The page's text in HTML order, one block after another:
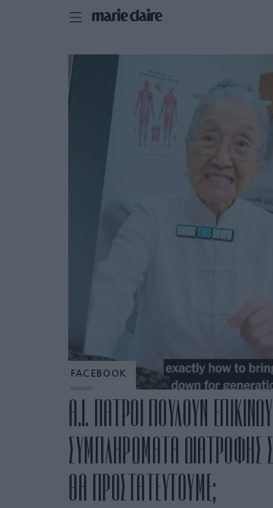
FACEBOOK
A.I. ΓΙΑΤΡΟΙ ΠΟΥΛΟΥΝ
ΣΥΜΠΛΗΡΩΜΑΤΑ ΔΙΑΤΡΟΦΗΣ
ΘΑ ΠΡΟΣΤΑΤΕΥΤΟΥΜΕ;